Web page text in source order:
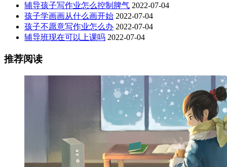
辅导孩子写作业怎么控制脾气 2022-07-04
孩子学画画从什么画开始 2022-07-04
孩子不愿意写作业怎么办 2022-07-04
辅导班现在可以上课吗 2022-07-04
推荐阅读